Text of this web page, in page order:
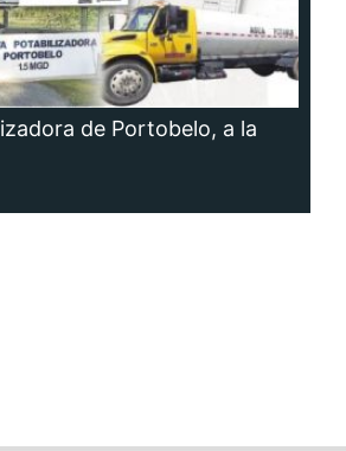
de Portobelo, a la